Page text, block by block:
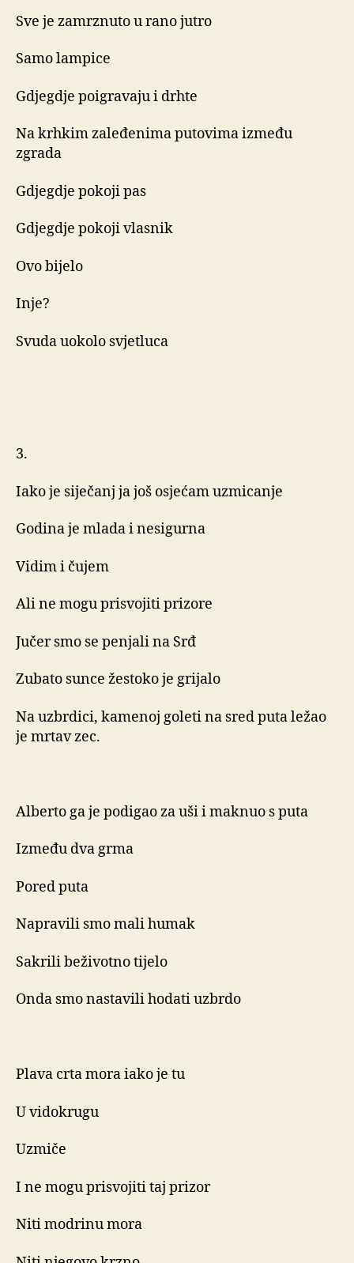
Sve je zamrznuto u rano jutro
Samo lampice
Gdjegdje poigravaju i drhte
Na krhkim zaleđenima putovima između
zgrada
Gdjegdje pokoji pas
Gdjegdje pokoji vlasnik
Ovo bijelo
Inje?
Svuda uokolo svjetluca
3.
Iako je siječanj ja još osjećam uzmicanje
Godina je mlada i nesigurna
Vidim i čujem
Ali ne mogu prisvojiti prizore
Jučer smo se penjali na Srđ
Zubato sunce žestoko je grijalo
Na uzbrdici, kamenoj goleti na sred puta ležao
je mrtav zec.
Alberto ga je podigao za uši i maknuo s puta
Između dva grma
Pored puta
Napravili smo mali humak
Sakrili beživotno tijelo
Onda smo nastavili hodati uzbrdo
Plava crta mora iako je tu
U vidokrugu
Uzmiče
I ne mogu prisvojiti taj prizor
Niti modrinu mora